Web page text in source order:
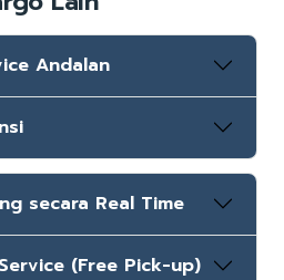
Andalan
secara Real Time
(Free Pick-up)